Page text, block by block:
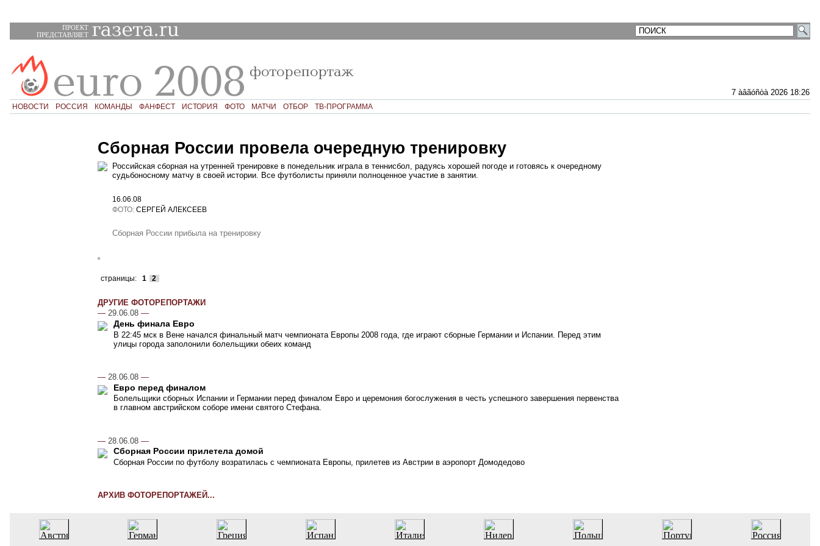
ПРОЕКТ
ПРЕДСТАВЛЯЕТ
7 àâãóñòà 2026 18:26
НОВОСТИ РОССИЯ КОМАНДЫ ФАНФЕСТ ИСТОРИЯ ФОТО МАТЧИ ОТБОР ТВ-ПРОГРАММА
Сборная России провела очередную тренировку
Российская сборная на утренней тренировке в понедельник играла в теннисбол, радуясь хорошей погоде и готовясь к очередному
судьбоносному матчу в своей истории. Все футболисты приняли полноценное участие в занятии.
16.06.08
ФОТО: СЕРГЕЙ АЛЕКСЕЕВ
Сборная России прибыла на тренировку
страницы: 1 2
ДРУГИЕ ФОТОРЕПОРТАЖИ
—29.06.08 —
День финала Евро
В 22:45 мск в Вене начался финальный матч чемпионата Европы 2008 года, где играют сборные Германии и Испании. Перед этим
улицы города заполонили болельщики обеих команд
—28.06.08 —
Евро перед финалом
Болельщики сборных Испании и Германии перед финалом Евро и церемония богослужения в честь успешного завершения первенства
в главном австрийском соборе имени святого Стефана.
— 28.06.08 —
Сборная России прилетела домой
Сборная России по футболу возратилась с чемпионата Европы, прилетев из Австрии в аэропорт Домодедово
АРХИВ ФОТОРЕПОРТАЖЕЙ...